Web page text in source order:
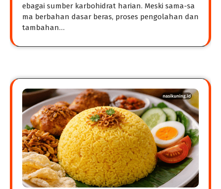
ebagai sumber karbohidrat harian. Meski sama-sa
ma berbahan dasar beras, proses pengolahan dan
tambahan…